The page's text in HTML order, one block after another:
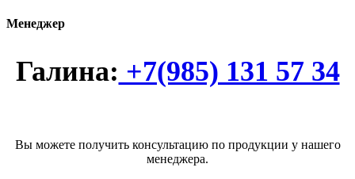
Менеджер
Галина: +7(985) 131 57 34
Вы можете получить консультацию по продукции у нашего
менеджера.